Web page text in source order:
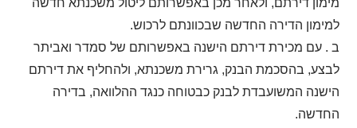
למימון הדירה החדשה שבכוונתם לרכוש.
ב . עם מכירת דירתם הישנה באפשרותם של סמדר ואביתר
לבצע, בהסכמת הבנק, גרירת משכנתא, ולהחליף את דירתם
הישנה המשועבדת לבנק כבטוחה כנגד ההלוואה, בדירה
החדשה.